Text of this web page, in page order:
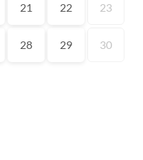
21 22 23
28 29 30